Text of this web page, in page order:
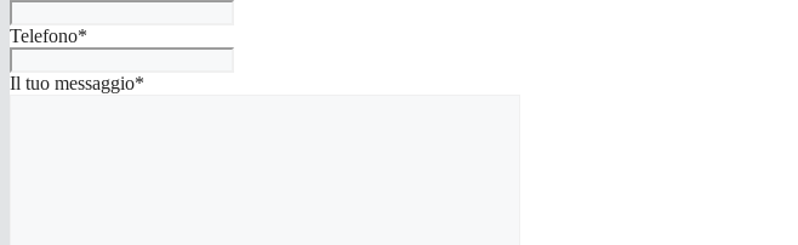
Telefono*
Il tuo messaggio*